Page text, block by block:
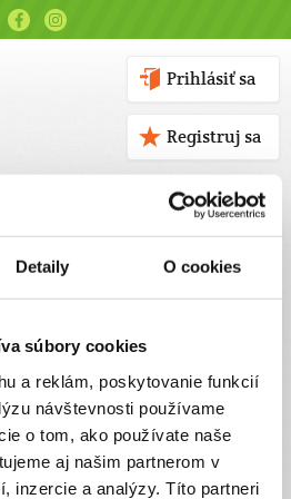
Detaily O cookies
súbory cookies
a reklám, poskytovanie funkcií
návštevnosti používame
o tom, ako používate naše
aj našim partnerom v
inzercie a analýzy. Títo partneri
Prihlásiť sa
Registruj sa
nás neváhajte kontaktovať